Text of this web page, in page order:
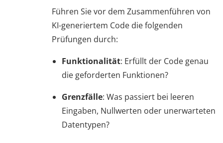
Führen Sie vor dem Zusammenführen von
KI-generiertem Code die folgenden
Prüfungen durch:
Funktionalität: Erfüllt der Code genau
die geforderten Funktionen?
Grenzfälle: Was passiert bei leeren
Eingaben, Nullwerten oder unerwarteten
Datentypen?